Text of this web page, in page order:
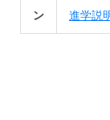
ン
進学説